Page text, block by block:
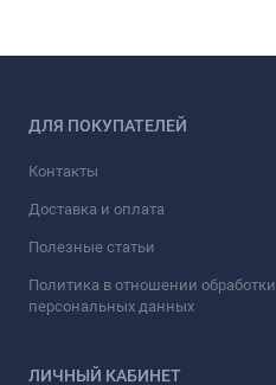
ДЛЯ ПОКУПАТЕЛЕЙ
Контакты
Доставка и оплата
Полезные статьи
Политика в отношении обработки
персональных данных
ЛИЧНЫЙ КАБИНЕТ